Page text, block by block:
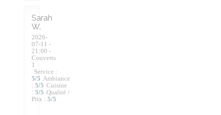
Sarah
W
2026-
07-11 -
21:00 -
Couverts
1
Service :
5/5 Ambiance
: 5/5 Cuisine
: 5/5 Qualité /
Prix : 5/5